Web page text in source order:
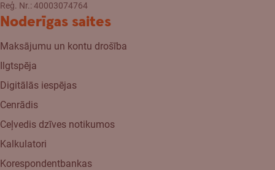
Reģ. Nr.: 40003074764
Noderīgas saites
Maksājumu un kontu drošība
Ilgtspēja
Digitālās iespējas
Cenrādis
Ceļvedis dzīves notikumos
Kalkulatori
Korespondentbankas